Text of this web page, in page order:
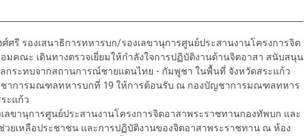
ศรี รองเสนาธิการทหารบก/รองเลขานุการศูนย์ประสานงานโครงการจิต
คณะ เดินทางตรวจเยี่ยมให้กำลังใจการปฏิบัติงานด้านจิตอาสา สนับสนุน
กระทบจากสถานการณ์ชายแดนไทย - กัมพูชา ในพื้นที่ จังหวัดสระแก้ว
าการมณฑลทหารบกที่ 19 ให้การต้อนรับ ณ กองบัญชาการมณฑลทหาร
ะแก้ว
ลขานุการศูนย์ประสานงานโครงการจิตอาสาพระราชทานกองทัพบก และ
ยเหลือประชาชน และการปฏิบัติงานของจิตอาสาพระราชทาน ณ ห้อง